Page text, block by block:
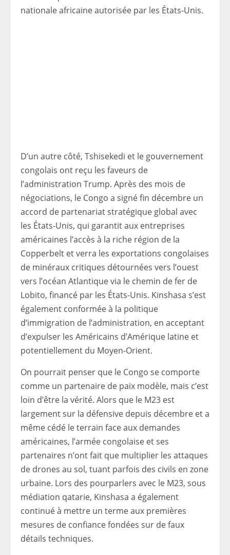
nationale africaine autorisée par les États-Unis.
D’un autre côté, Tshisekedi et le gouvernement
congolais ont reçu les faveurs de
l’administration Trump. Après des mois de
négociations, le Congo a signé fin décembre un
accord de partenariat stratégique global avec
les États-Unis, qui garantit aux entreprises
américaines l’accès à la riche région de la
Copperbelt et verra les exportations congolaises
de minéraux critiques détournées vers l’ouest
vers l’océan Atlantique via le chemin de fer de
Lobito, financé par les États-Unis. Kinshasa s’est
également conformée à la politique
d’immigration de l’administration, en acceptant
d’expulser les Américains d’Amérique latine et
potentiellement du Moyen-Orient.
On pourrait penser que le Congo se comporte
comme un partenaire de paix modèle, mais c’est
loin d’être la vérité. Alors que le M23 est
largement sur la défensive depuis décembre et a
même cédé le terrain face aux demandes
américaines, l’armée congolaise et ses
partenaires n’ont fait que multiplier les attaques
de drones au sol, tuant parfois des civils en zone
urbaine. Lors des pourparlers avec le M23, sous
médiation qatarie, Kinshasa a également
continué à mettre un terme aux premières
mesures de confiance fondées sur de faux
détails techniques.